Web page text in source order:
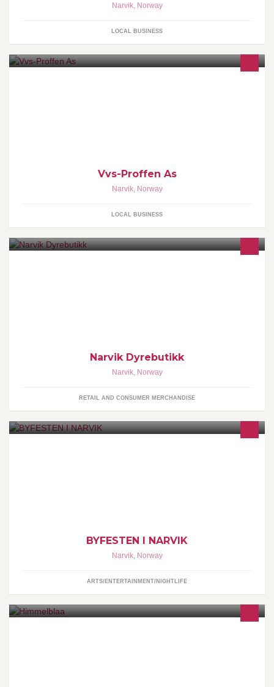
Narvik, Norway
LOCAL BUSINESS
Vvs-Proffen As
Narvik, Norway
LOCAL BUSINESS
Narvik Dyrebutikk
Narvik, Norway
RETAIL AND CONSUMER MERCHANDISE
BYFESTEN I NARVIK
Narvik, Norway
ARTS/ENTERTAINMENT/NIGHTLIFE